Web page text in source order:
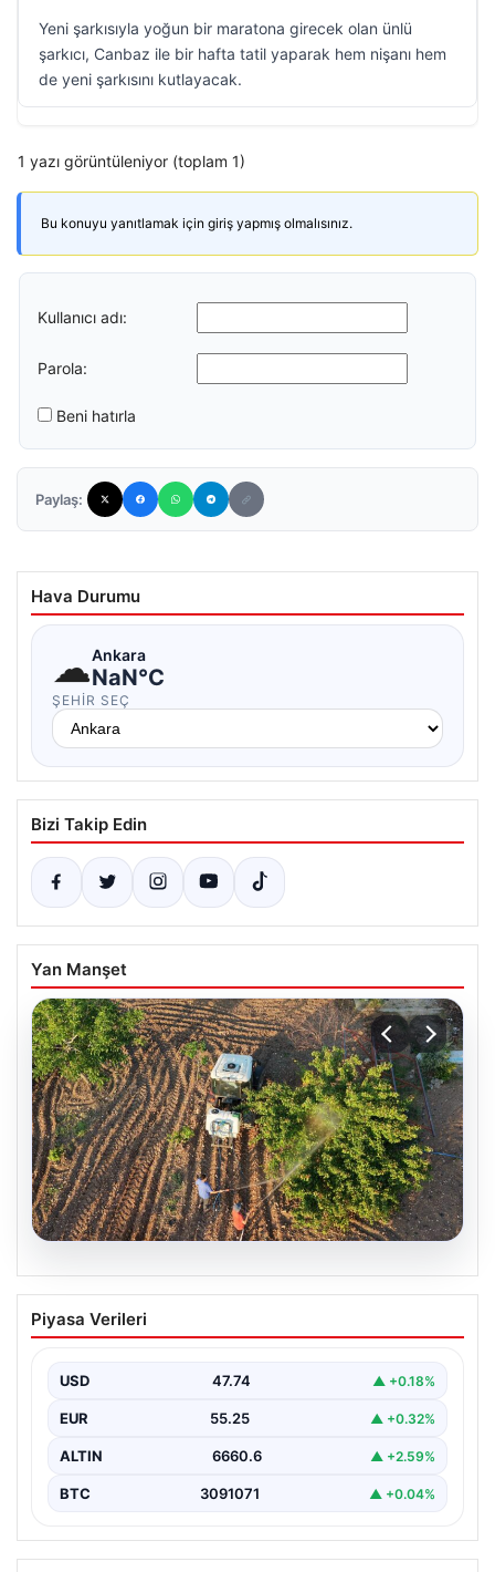
Yeni şarkısıyla yoğun bir maratona girecek olan ünlü
şarkıcı, Canbaz ile bir hafta tatil yaparak hem nişanı hem
de yeni şarkısını kutlayacak.
1 yazı görüntüleniyor (toplam 1)
Bu konuyu yanıtlamak için giriş yapmış olmalısınız.
Kullanıcı adı:
Parola:
Beni hatırla
Paylaş:
Hava Durumu
☁Ankara
NaN°C
ŞEHIR SEÇ
Bizi Takip Edin
Yan Manşet
08.08.2026
‘Trakya İlkeren’de hasat başladı:
1991’den beri üreticinin yüzünü
Piyasa Verileri
USD 47.74 ▲ +0.18%
EUR 55.25 ▲ +0.32%
ALTIN 6660.6 ▲ +2.59%
BTC 3091071 ▲ +0.04%